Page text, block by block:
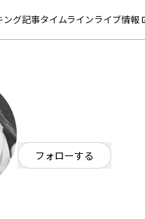
ング記事タイムラインライブ情報
フォローする